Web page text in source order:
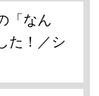
「なん
た！／シ